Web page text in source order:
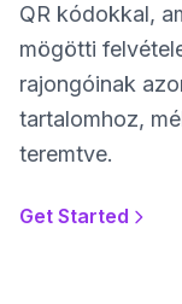
QR kódokkal,
mögötti
rajongóinak
tartalomhoz,
teremtve.
Get Started